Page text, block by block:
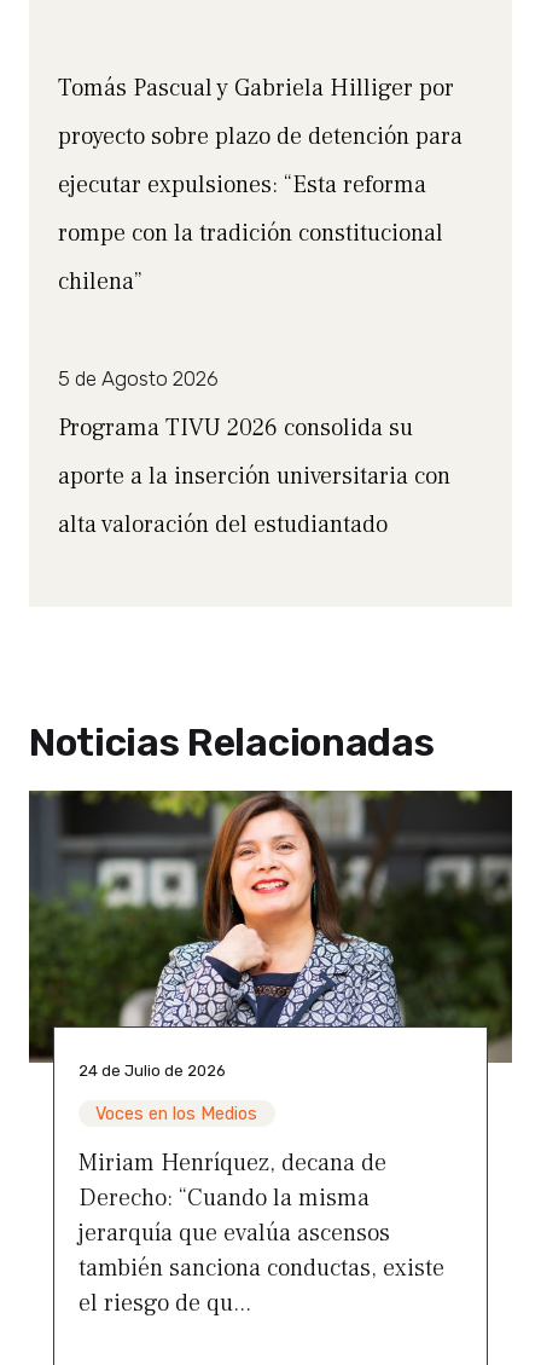
Tomás Pascual y Gabriela Hilliger por
proyecto sobre plazo de detención para
ejecutar expulsiones: “Esta reforma
rompe con la tradición constitucional
chilena”
5 de Agosto 2026
Programa TIVU 2026 consolida su
aporte a la inserción universitaria con
alta valoración del estudiantado
Noticias Relacionadas
24 de Julio de 2026
Voces en los Medios
Miriam Henríquez, decana de
Derecho: “Cuando la misma
jerarquía que evalúa ascensos
también sanciona conductas, existe
el riesgo de qu...